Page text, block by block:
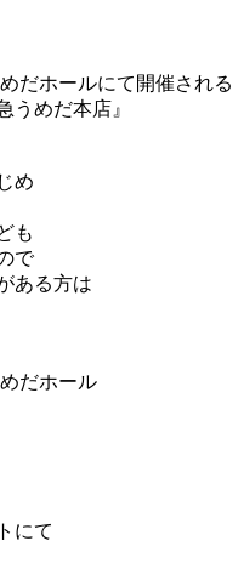
だホールにて開催される
うめだ本店』
め
も
で
ある方は
だホール
にて